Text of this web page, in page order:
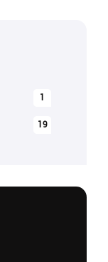
1
19